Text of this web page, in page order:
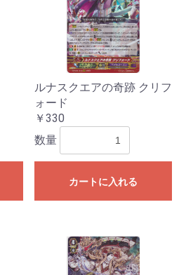
ルナスクエアの奇跡 クリフ
ォード
￥330
数量
カートに入れる